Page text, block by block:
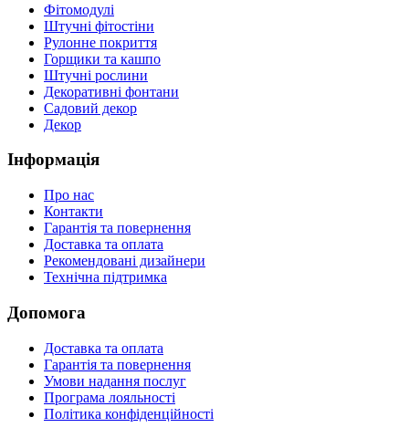
Фітомодулі
Штучні фітостіни
Рулонне покриття
Горщики та кашпо
Штучні рослини
Декоративні фонтани
Садовий декор
Декор
Інформація
Про нас
Контакти
Гарантія та повернення
Доставка та оплата
Рекомендовані дизайнери
Технічна підтримка
Допомога
Доставка та оплата
Гарантія та повернення
Умови надання послуг
Програма лояльності
Політика конфіденційності